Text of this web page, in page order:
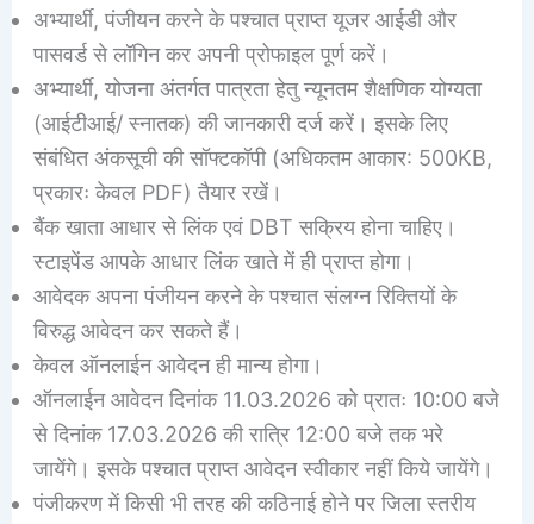
अभ्यार्थी, पंजीयन करने के पश्चात प्राप्त यूजर आईडी और
पासवर्ड से लॉगिन कर अपनी प्रोफाइल पूर्ण करें।
अभ्यार्थी, योजना अंतर्गत पात्रता हेतु न्यूनतम शैक्षणिक योग्यता
(आईटीआई/ स्नातक) की जानकारी दर्ज करें। इसके लिए
संबंधित अंकसूची की सॉफ्टकॉपी (अधिकतम आकार: 500KB,
प्रकारः केवल PDF) तैयार रखें।
बैंक खाता आधार से लिंक एवं DBT सक्रिय होना चाहिए।
स्टाइपेंड आपके आधार लिंक खाते में ही प्राप्त होगा।
आवेदक अपना पंजीयन करने के पश्चात संलग्न रिक्तियों के
विरुद्ध आवेदन कर सकते हैं।
केवल ऑनलाईन आवेदन ही मान्य होगा।
ऑनलाईन आवेदन दिनांक 11.03.2026 को प्रातः 10:00 बजे
से दिनांक 17.03.2026 की रात्रि 12:00 बजे तक भरे
जायेंगे। इसके पश्चात प्राप्त आवेदन स्वीकार नहीं किये जायेंगे।
पंजीकरण में किसी भी तरह की कठिनाई होने पर जिला स्तरीय